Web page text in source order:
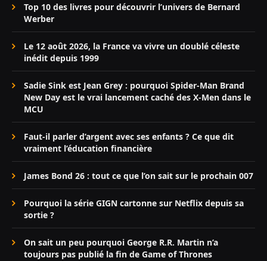
Top 10 des livres pour découvrir l’univers de Bernard
Werber
Le 12 août 2026, la France va vivre un doublé céleste
inédit depuis 1999
Sadie Sink est Jean Grey : pourquoi Spider-Man Brand
New Day est le vrai lancement caché des X-Men dans le
MCU
Faut-il parler d’argent avec ses enfants ? Ce que dit
vraiment l’éducation financière
James Bond 26 : tout ce que l’on sait sur le prochain 007
Pourquoi la série GIGN cartonne sur Netflix depuis sa
sortie ?
On sait un peu pourquoi George R.R. Martin n’a
toujours pas publié la fin de Game of Thrones